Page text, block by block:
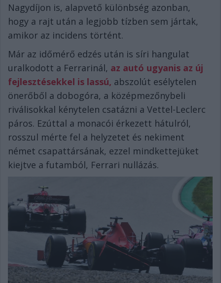
Nagydíjon is, alapvető különbség azonban,
hogy a rajt után a legjobb tízben sem jártak,
amikor az incidens történt.
Már az időmérő edzés után is síri hangulat
uralkodott a Ferrarinál, az autó ugyanis az új
fejlesztésekkel is lassú, abszolút esélytelen
önerőből a dobogóra, a középmezőnybeli
riválisokkal kénytelen csatázni a Vettel-Leclerc
páros. Ezúttal a monacói érkezett hátulról,
rosszul mérte fel a helyzetet és nekiment
német csapattársának, ezzel mindkettejüket
kiejtve a futamból, Ferrari nullázás.